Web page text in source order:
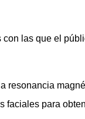
las que el
faciales para